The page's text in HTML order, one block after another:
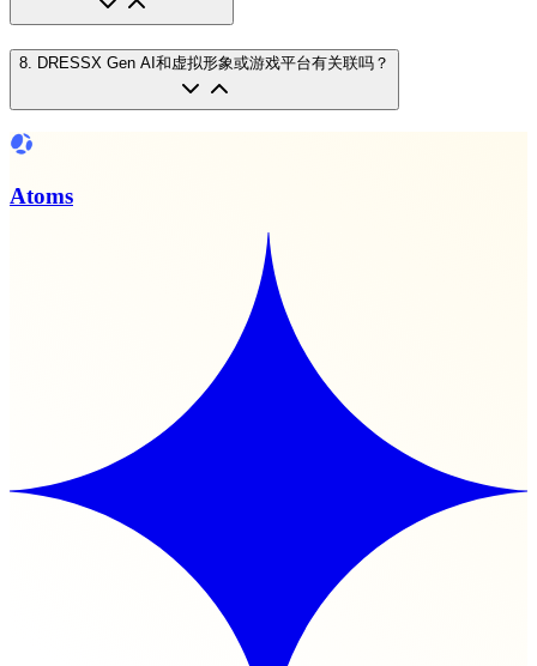
8 DRESSX Gen AI和虚拟形象或游戏平台有关联吗？
Atoms